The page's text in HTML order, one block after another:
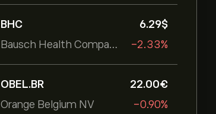
BHC
Bausch Health Companies Inc
6.29‎$‎
-2.33%
OBEL.BR
Orange Belgium NV
22.00‎€‎
-0.90%